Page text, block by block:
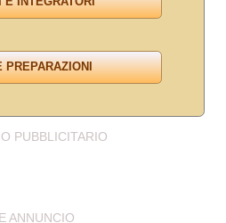
PUBBLICITARIO
ANNUNCIO